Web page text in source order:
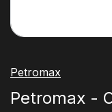
Petromax
Petromax -